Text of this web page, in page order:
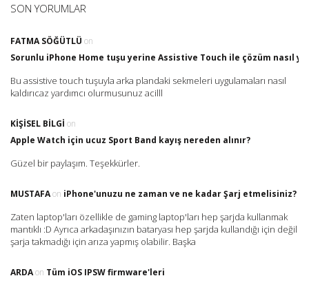
SON YORUMLAR
FATMA SÖĞÜTLÜ on
Sorunlu iPhone Home tuşu yerine Assistive Touch ile çözüm nasıl
Bu assistive touch tuşuyla arka plandaki sekmeleri uygulamaları nasıl
kaldırıcaz yardımcı olurmusunuz acilll
KIŞISEL BILGI on
Apple Watch için ucuz Sport Band kayış nereden alınır?
Güzel bir paylaşım. Teşekkürler.
MUSTAFAon iPhone'unuzu ne zaman ve ne kadar Şarj etmelisiniz?
Zaten laptop'ları özellikle de gaming laptop'ları hep şarjda kullanmak
mantıklı :D Ayrıca arkadaşınızın bataryası hep şarjda kullandığı için değil
şarja takmadığı için arıza yapmış olabilir. Başka
ARDAon Tüm iOS IPSW firmware'leri